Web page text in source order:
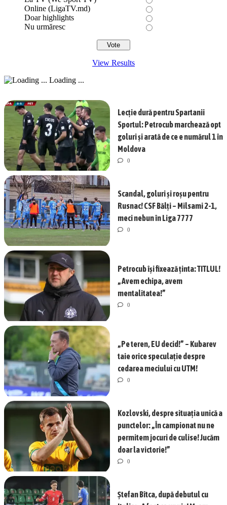
Online (LigaTV.md)
Doar highlights
Nu urmăresc
View Results
Loading ...
Lecție dură pentru Spartanii
Sportul: Petrocub marchează opt
goluri și arată de ce e numărul 1 în
Moldova
0
Scandal, goluri și roșu pentru
Rusnac! CSF Bălți – Milsami 2-1,
meci nebun în Liga 7777
0
Petrocub își fixează ținta: TITLUL!
„Avem echipa, avem
mentalitatea!”
0
„Pe teren, EU decid!” – Kubarev
taie orice speculație despre
cedarea meciului cu UTM!
0
Kozlovski, despre situația unică a
punctelor: „În campionat nu ne
permitem jocuri de culise! Jucăm
doar la victorie!”
0
Ștefan Bîtca, după debutul cu